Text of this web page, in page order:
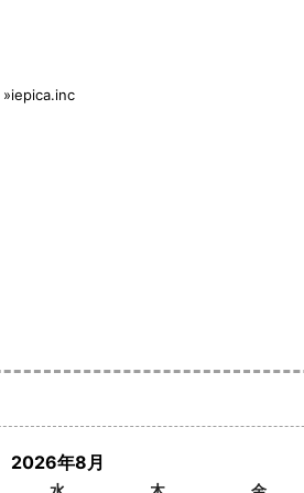
»iepica.inc
2026年8月